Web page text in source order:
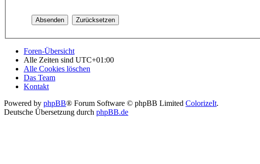
Foren-Übersicht
Alle Zeiten sind UTC+01:00
Alle Cookies löschen
Das Team
Kontakt
Powered by phpBB® Forum Software © phpBB Limited ColorizeIt.
Deutsche Übersetzung durch phpBB.de